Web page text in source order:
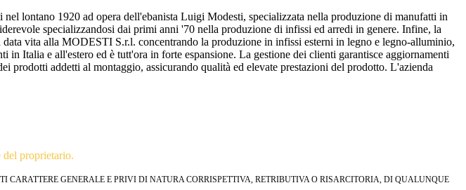
lontano 1920 ad opera dell'ebanista Luigi Modesti, specializzata nella produzione di manufatti in
specializzandosi dai primi anni '70 nella produzione di infissi ed arredi in genere. Infine, la
vita alla MODESTI S.r.l. concentrando la produzione in infissi esterni in legno e legno-alluminio,
Italia e all'estero ed è tutt'ora in forte espansione. La gestione dei clienti garantisce aggiornamenti
prodotti addetti al montaggio, assicurando qualità ed elevate prestazioni del prodotto. L'azienda
proprietario.
GENERALE E PRIVI DI NATURA CORRISPETTIVA, RETRIBUTIVA O RISARCITORIA, DI QUALUNQUE